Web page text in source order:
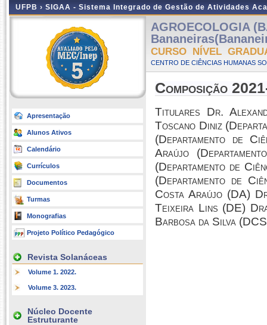
UFPB › SIGAA - Sistema Integrado de Gestão de Atividades
Apresentação
Alunos Ativos
Calendário
Currículos
Documentos
Turmas
Monografias
Projeto Político Pedagógico
Revista Solanáceas
Volume 1. 2022.
Volume 3. 2023.
Núcleo Docente
Estruturante
AGROECOLOGIA
CURSO NÍVEL
CENTRO DE CIÊNCIAS HUMANAS
Composição
Titulares Dr.
Toscano Diniz
(Departamento de
Araújo
(Departamento de
(Departamento de
Costa Araújo (DA)
Teixeira Lins (DE)
Barbosa da Silva